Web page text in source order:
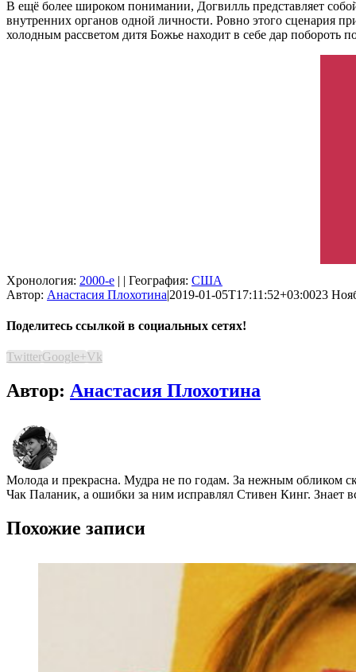
В ещё более широком понимании, Догвилль представляет
внутренних органов одной личности. Ровно этого сценария
холодным рассветом дитя Божье находит в себе дар
Хронология: 2000-е | | География: США
Автор: Анастасия Плохотина|2019-01-05T17:11:52+03:0023
Поделитесь ссылкой в социальных сетях!
TwitterGoogle+Vk
Автор: Анастасия Плохотина
Молода и прекрасна. Мудра не по годам. За нежным обликом
Чак Паланик, а ошибки за ним исправлял Стивен Кинг. Знает
Похожие записи